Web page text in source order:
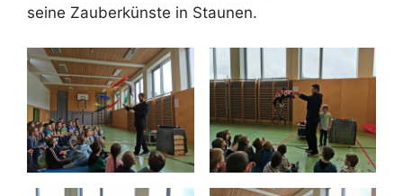
seine Zauberkünste in Staunen.